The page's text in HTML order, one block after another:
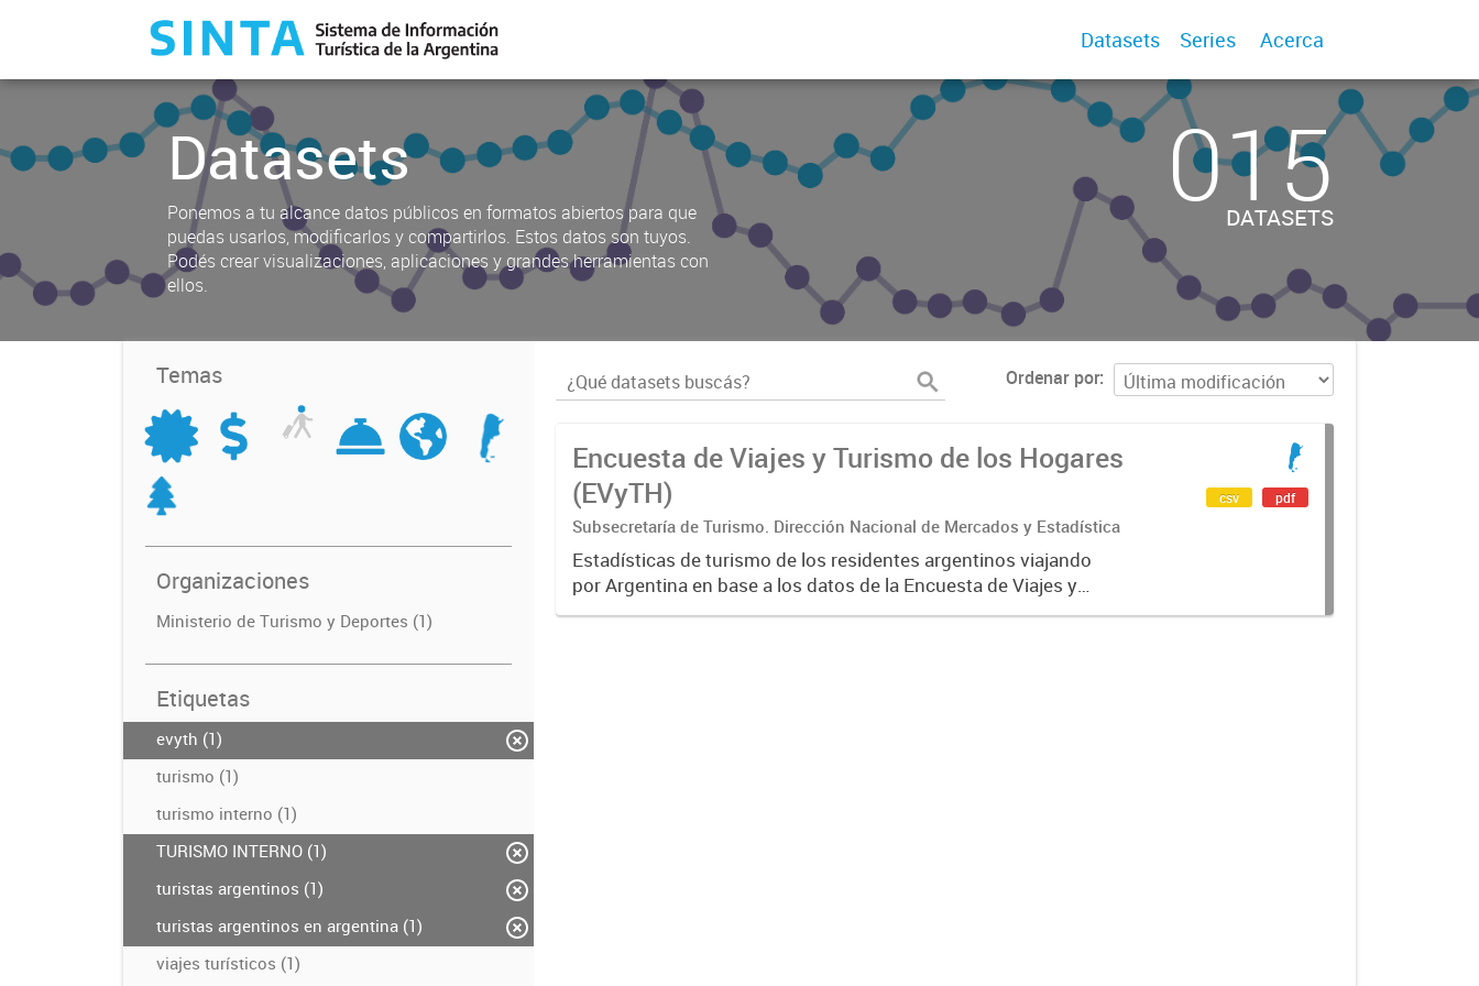
Datasets Series Acerca
Datasets
Ponemos a tu alcance datos públicos en formatos abiertos para que
puedas usarlos, modificarlos y compartirlos. Estos datos son tuyos.
Podés crear visualizaciones, aplicaciones y grandes herramientas con
ellos.
015
DATASETS
Temas
Organizaciones
Ministerio de Turismo y Deportes (1)
Etiquetas
evyth (1)
turismo (1)
turismo interno (1)
TURISMO INTERNO (1)
turistas argentinos (1)
turistas argentinos en argentina (1)
viajes turísticos (1)
Ordenar por
Encuesta de Viajes y Turismo de los Hogares
(EVyTH)
Subsecretaría de Turismo. Dirección Nacional de Mercados y Estadística
Estadísticas de turismo de los residentes argentinos viajando
por Argentina en base a los datos de la Encuesta de Viajes y
Turismo de los Hogares -EVyTH- (Subsecretaría de Turismo).
csv pdf